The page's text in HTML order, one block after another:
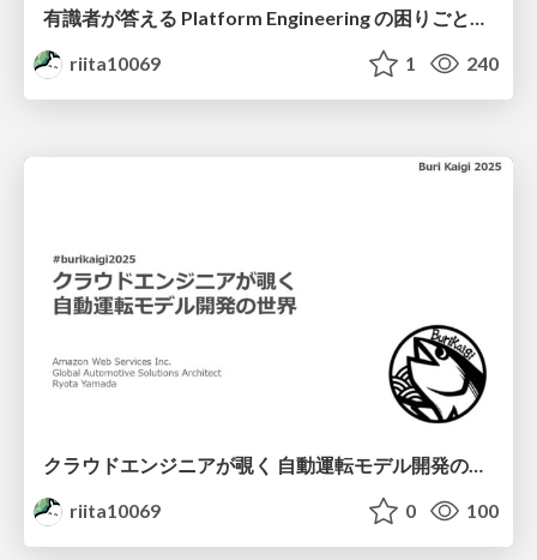
有識者が答える Platform Engineering の困りごと相談 / Platform Consulting
riita10069
1 240
クラウドエンジニアが覗く 自動運転モデル開発の世界 / Cloud-Powered Autonomous Driving
riita10069
0 100